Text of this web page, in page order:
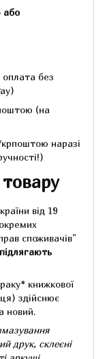
або
без
(на
наразі
від 19
споживачів"
книжкової
здійснює
новий.
друк, склеєні